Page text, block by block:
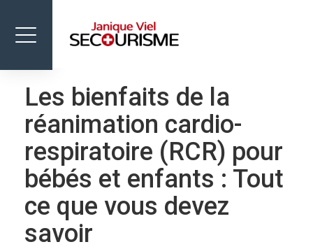
Toggle
FORMATIONS
BOUTIQUE
ÉVÈNEMENTS
Les bienfaits de la
réanimation cardio-
respiratoire (RCR) pour
bébés et enfants : Tout
ce que vous devez
savoir